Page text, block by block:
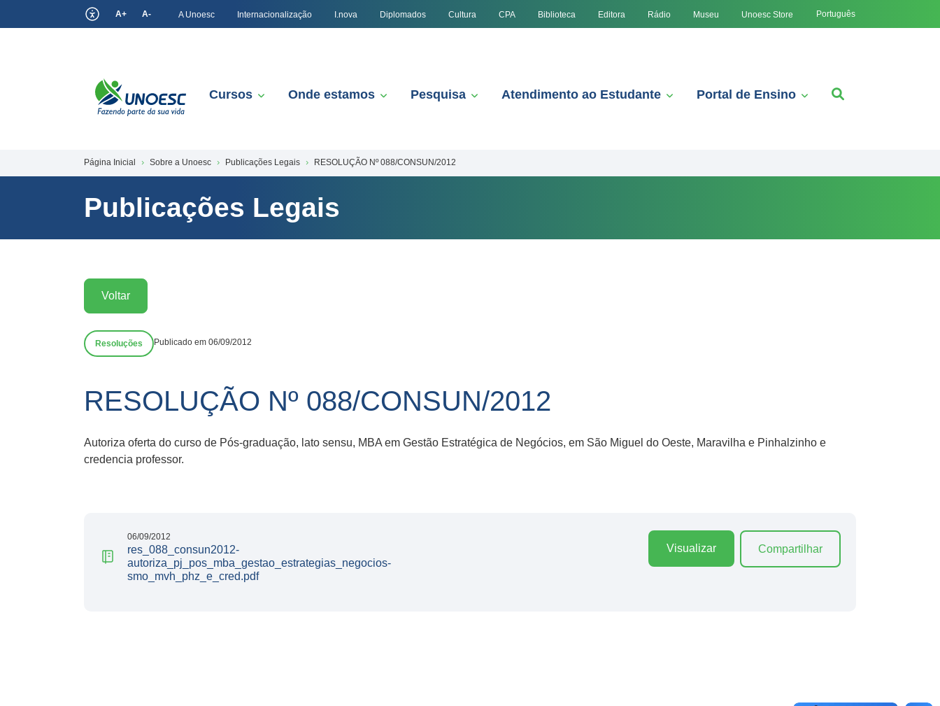
A+ A- A Unoesc Internacionalização I.nova Diplomados Cultura CPA Biblioteca Editora Rádio Museu Unoesc Store Português
Cursos Onde estamos Pesquisa Atendimento ao Estudante Portal de Ensino
Página Inicial Sobre a Unoesc Publicações Legais RESOLUÇÃO Nº 088/CONSUN/2012
Publicações Legais
Voltar
Resoluções Publicado em 06/09/2012
RESOLUÇÃO Nº 088/CONSUN/2012
Autoriza oferta do curso de Pós-graduação, lato sensu, MBA em Gestão Estratégica de Negócios, em São Miguel do Oeste, Maravilha e Pinhalzinho e
credencia professor.
06/09/2012
res_088_consun2012-
autoriza_pj_pos_mba_gestao_estrategias_negocios-
smo_mvh_phz_e_cred.pdf
Visualizar Compartilhar